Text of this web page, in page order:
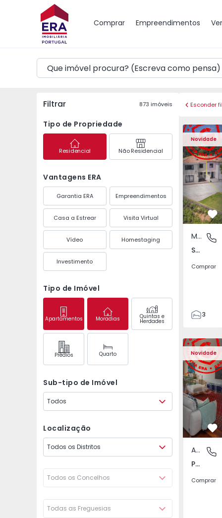
Comprar Empreendimentos
Mapa
Filtrar 873 imóveis
Tipo de Propriedade
Residencial Não Residencial
Vantagens ERA
Garantia ERA Empreendimentos
Casa a Estrear Visita Virtual
Vídeo Homestaging
Investimento
Tipo de Imóvel
Apartamentos Moradias Quintas e
Herdades
Prédios Quarto
Sub-tipo de Imóvel
Todos
Localização
Todos os Distritos
Todos os Concelhos
Todas as Freguesias
Esconder
Novidade
Moradia Geminada
Moradia
São
Moradia Geminada
São Mateus da Calheta, Ilha Terceira
Comprar
3
149
226
2
Novidade
Apartamento T3
Póvoa
Apartamento
Póvoa de Varzim, Beiriz e Argivai, Porto
Comprar